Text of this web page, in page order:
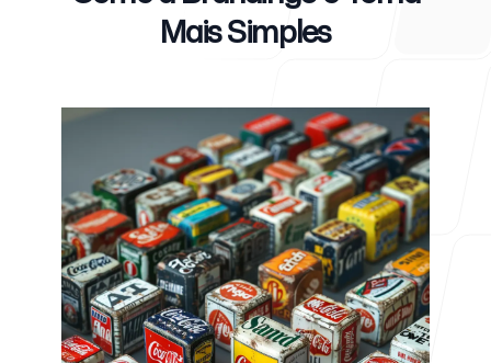
Para agências
Blog
Mais Simples